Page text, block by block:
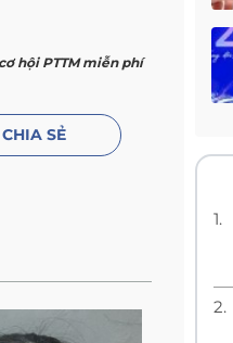
1.
2.
hội PTTM miễn phí
CHIA SẺ